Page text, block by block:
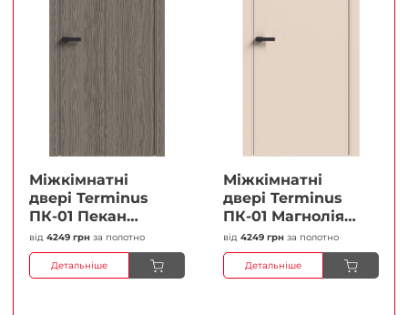
Міжкімнатні
двері Terminus
ПК-01 Пекан
Глухі Плівка
від 4249 грн за полотно
Детальніше
Міжкімнатні
двері Terminus
ПК-01 Магнолія
Глухі Плівка
від 4249 грн за полотно
Детальніше